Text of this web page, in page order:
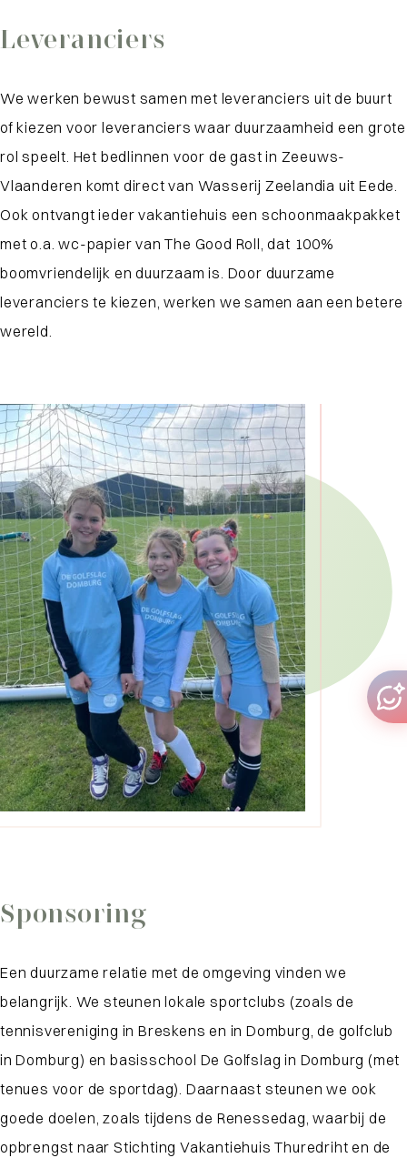
Leveranciers
We werken bewust samen met leveranciers uit de buurt
of kiezen voor leveranciers waar duurzaamheid een grote
rol speelt. Het bedlinnen voor de gast in Zeeuws-
Vlaanderen komt direct van Wasserij Zeelandia uit Eede.
Ook ontvangt ieder vakantiehuis een schoonmaakpakket
met o.a. wc-papier van The Good Roll, dat 100%
boomvriendelijk en duurzaam is. Door duurzame
leveranciers te kiezen, werken we samen aan een betere
wereld.
Sponsoring
Een duurzame relatie met de omgeving vinden we
belangrijk. We steunen lokale sportclubs (zoals de
tennisvereniging in Breskens en in Domburg, de golfclub
in Domburg) en basisschool De Golfslag in Domburg (met
tenues voor de sportdag). Daarnaast steunen we ook
goede doelen, zoals tijdens de Renessedag, waarbij de
opbrengst naar Stichting Vakantiehuis Thuredriht en de